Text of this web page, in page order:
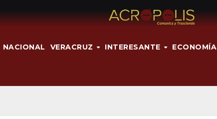
NACIONAL VERACRUZ INTERESANTE ECONOMÍA